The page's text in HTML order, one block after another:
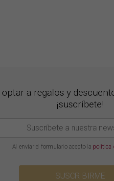
optar a regalos y
¡suscríbete!
Al enviar el formulario acepto la política
SUSCRIBIRME